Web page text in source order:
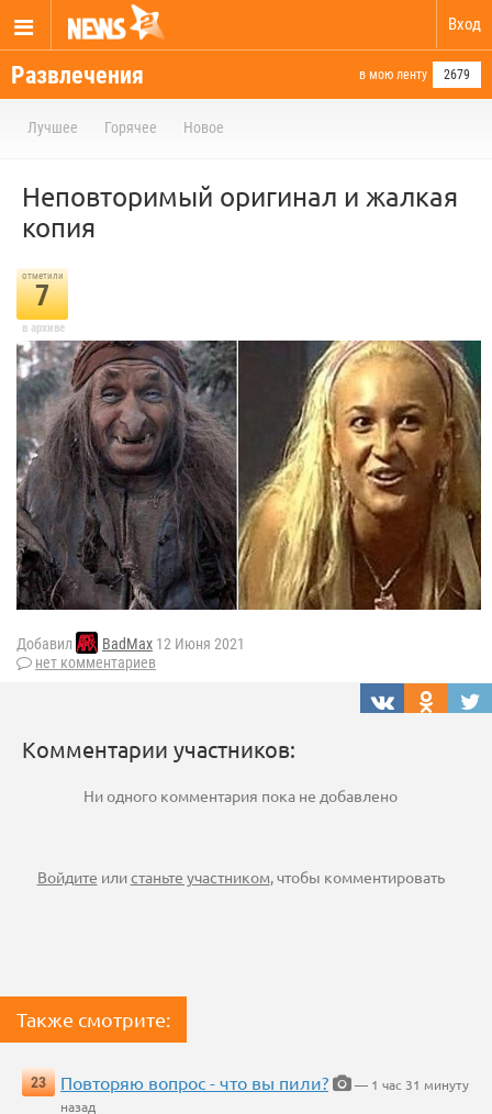
Вход
Развлечения в мою ленту 2679
Лучшее Горячее Новое
Неповторимый оригинал и жалкая
копия
отметили
7
в архиве
Добавил BadMax 12 Июня 2021
нет комментариев
Комментарии участников:
Ни одного комментария пока не добавлено
Войдите илистаньте участником, чтобы комментировать
Также смотрите:
23 Повторяю вопрос - что вы пили?
— 1 час 31 минуту
назад